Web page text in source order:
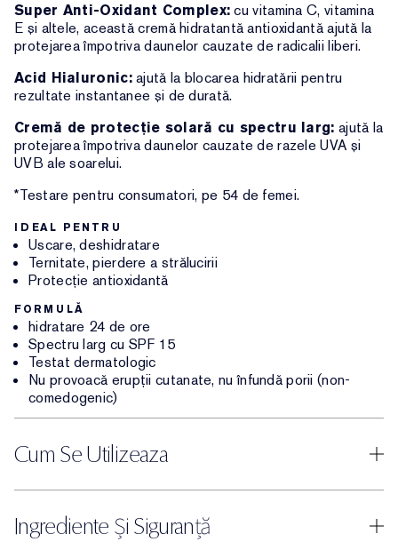
Super Anti-Oxidant Complex:cu vitamina C, vitamina
E și altele, această cremă hidratantă antioxidantă ajută la
protejarea împotriva daunelor cauzate de radicalii liberi.
Acid Hialuronic:ajută la blocarea hidratării pentru
rezultate instantanee și de durată.
Cremă de protecție solară cu spectru larg: ajută la
protejarea împotriva daunelor cauzate de razele UVA și
UVB ale soarelui.
*Testare pentru consumatori, pe 54 de femei.
IDEAL PENTRU
Uscare, deshidratare
Ternitate, pierdere a strălucirii
Protecție antioxidantă
FORMULĂ
hidratare 24 de ore
Spectru larg cu SPF 15
Testat dermatologic
Nu provoacă erupții cutanate, nu înfundă porii (non-
comedogenic)
Cum Se Utilizeaza
Ingrediente Și Siguranță